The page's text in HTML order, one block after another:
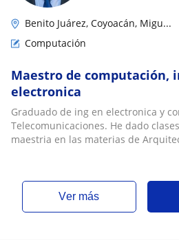
Benito Juárez, Coyoacán, Migu...
Computación
Maestro de computación,
electronica
Graduado de ing en electronica y
Telecomunicaciones. He dado
maestria en las materias de
ver más